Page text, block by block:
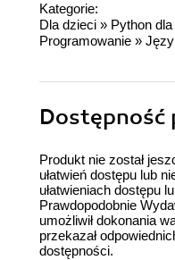
Kategorie:
Dla dzieci » Python
Programowanie »
Dostępność
Produkt nie został
ułatwień dostępu lub
ułatwieniach dostępu
Prawdopodobnie
umożliwił dokonania
przekazał
dostępności.